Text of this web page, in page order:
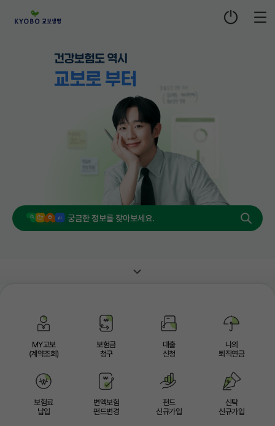
검
MY교보
(계약조회)
보험금
청구
대출
신청
나의
퇴직연금
보험료
납입
변액보험
펀드변경
펀드
신규가입
신탁
신규가입